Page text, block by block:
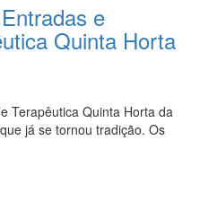
e
Quinta Horta
Terapêutica Quinta Horta da
já se tornou tradição. Os